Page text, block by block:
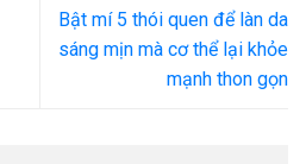
Bật mí 5 thói quen để làn da
sáng mịn mà cơ thể lại khỏe
mạnh thon gọn